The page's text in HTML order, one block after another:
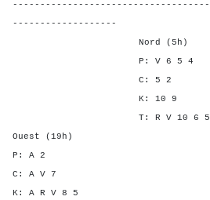
-------------------
Nord (5h)
P: V 6
C: 5
K: 10
T: R V 10
Ouest (19h)
P: A 2
C: A V
K: A R V